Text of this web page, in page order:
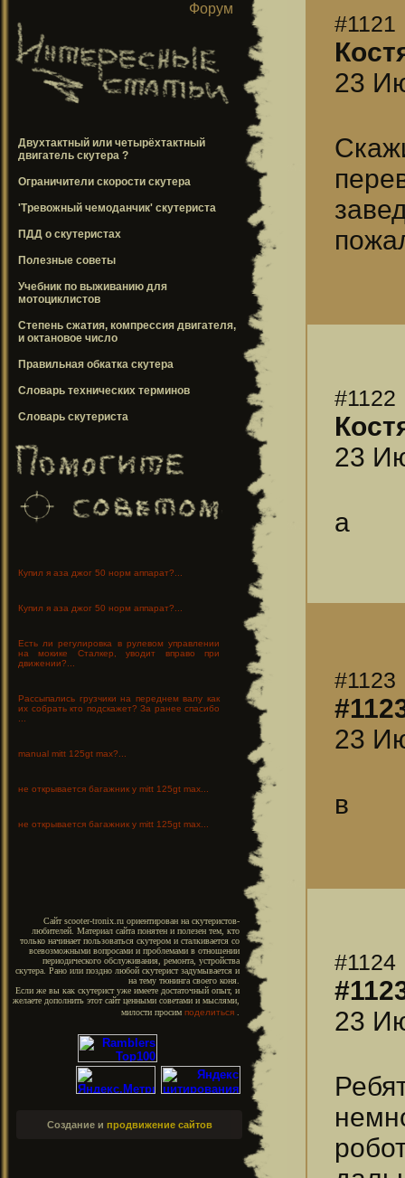
Форум
Двухтактный или четырёхтактный
двигатель скутера ?
Ограничители скорости скутера
'Тревожный чемоданчик' скутериста
ПДД о скутеристах
Полезные советы
Учебник по выживанию для
мотоциклистов
Степень сжатия, компрессия двигателя,
и октановое число
Правильная обкатка скутера
Словарь технических терминов
Словарь скутериста
Купил я аза джог 50 норм аппарат?...
Купил я аза джог 50 норм аппарат?...
Есть ли регулировка в рулевом управлении
на мокике Сталкер, уводит вправо при
движении?...
Рассыпались грузчики на переднем валу как
их собрать кто подскажет? За ранее спасибо
...
manual mitt 125gt max?...
не открывается багажник у mitt 125gt max...
не открывается багажник у mitt 125gt max...
Сайт scooter-tronix.ru ориентирован на скутеристов-
любителей. Материал сайта понятен и полезен тем, кто
только начинает пользоваться скутером и сталкивается со
всевозможными вопросами и проблемами в отношении
периодического обслуживания, ремонта, устройства
скутера. Рано или поздно любой скутерист задумывается и
на тему тюнинга своего коня.
Если же вы как скутерист уже имеете достаточный опыт, и
желаете дополнить этот сайт ценными советами и мыслями,
милости просим поделиться .
Создание и продвижение сайтов
#1121
23
#1122
23
а
#1123
23
в
#1124
23